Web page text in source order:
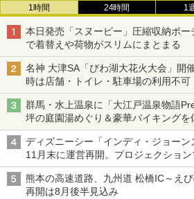
1時間 24時間 1
本日発売「スヌーピー」圧縮収納ポ
で着替えや荷物がスリムにまとまる
名神 大津SA「びわ湖大花火大会」開
時は店舗・トイレ・駐車場の利用不可
群馬・水上温泉に「大江戸温泉物語
坪の庭園湯めぐり＆豪華バイキングを
ディズニーシー「インディ・ジョー
11月末に運営再開。プロジェクショ
は1500円
熊本の高速道路、九州道 松橋IC～え
再開は8月後半見込み